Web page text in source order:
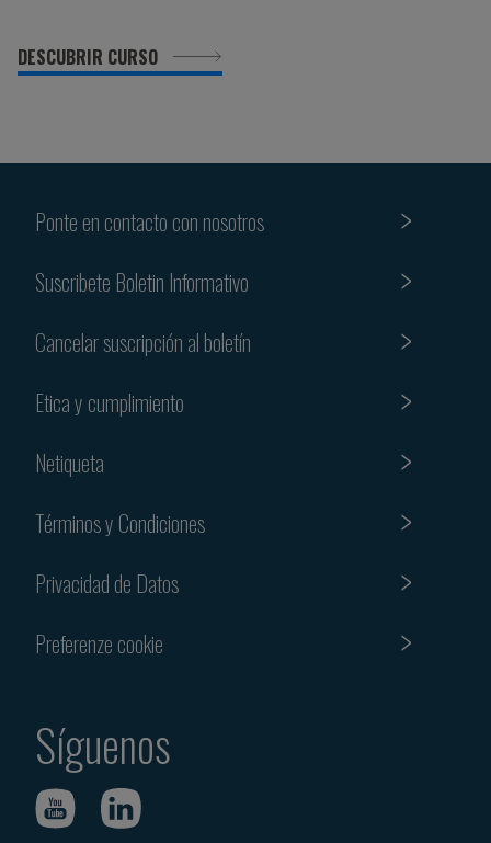
DESCUBRIR CURSO
Ponte en contacto con nosotros
Suscribete Boletin Informativo
Cancelar suscripción al boletín
Etica y cumplimiento
Netiqueta
Términos y Condiciones
Privacidad de Datos
Preferenze cookie
Síguenos